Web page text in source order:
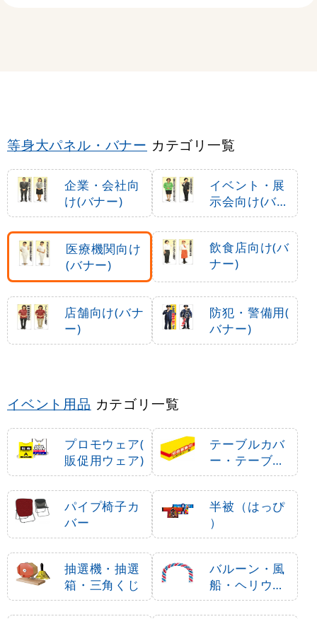
等身大パネル・バナー カテゴリ一覧
企業・会社向
け(バナー)
イベント・展
示会向け(バナ
ー)
医療機関向け
(バナー)
飲食店向け(バ
ナー)
店舗向け(バナ
ー)
防犯・警備用(
バナー)
イベント用品 カテゴリ一覧
プロモウェア(
販促用ウェア)
テーブルカバ
ー・テーブル
クロス
パイプ椅子カ
バー
半被（はっぴ
）
抽選機・抽選
箱・三角くじ
バルーン・風
船・ヘリウム
ガス